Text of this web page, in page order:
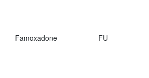
Famoxadone FU